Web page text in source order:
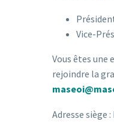
Vice-
Vous êtes
rejoindre la
Adresse siège :